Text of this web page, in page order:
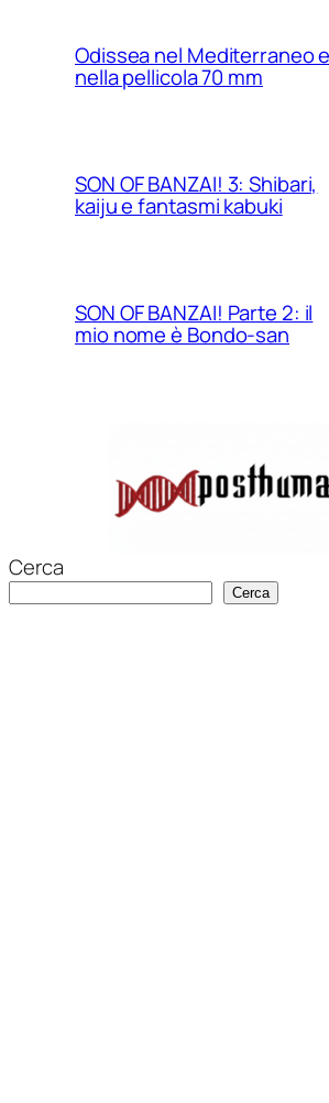
Odissea nel Mediterraneo e
nella pellicola 70 mm
SON OF BANZAI! 3: Shibari,
kaiju e fantasmi kabuki
SON OF BANZAI! Parte 2: il
mio nome è Bondo-san
Cerca
Cerca